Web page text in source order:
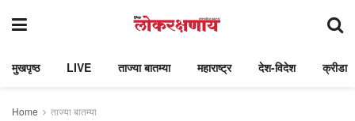
मुखपृष्ठ LIVE ताज्या बातम्या महाराष्ट्र देश-विदेश क्रीडा
Home ताज्या बातम्या